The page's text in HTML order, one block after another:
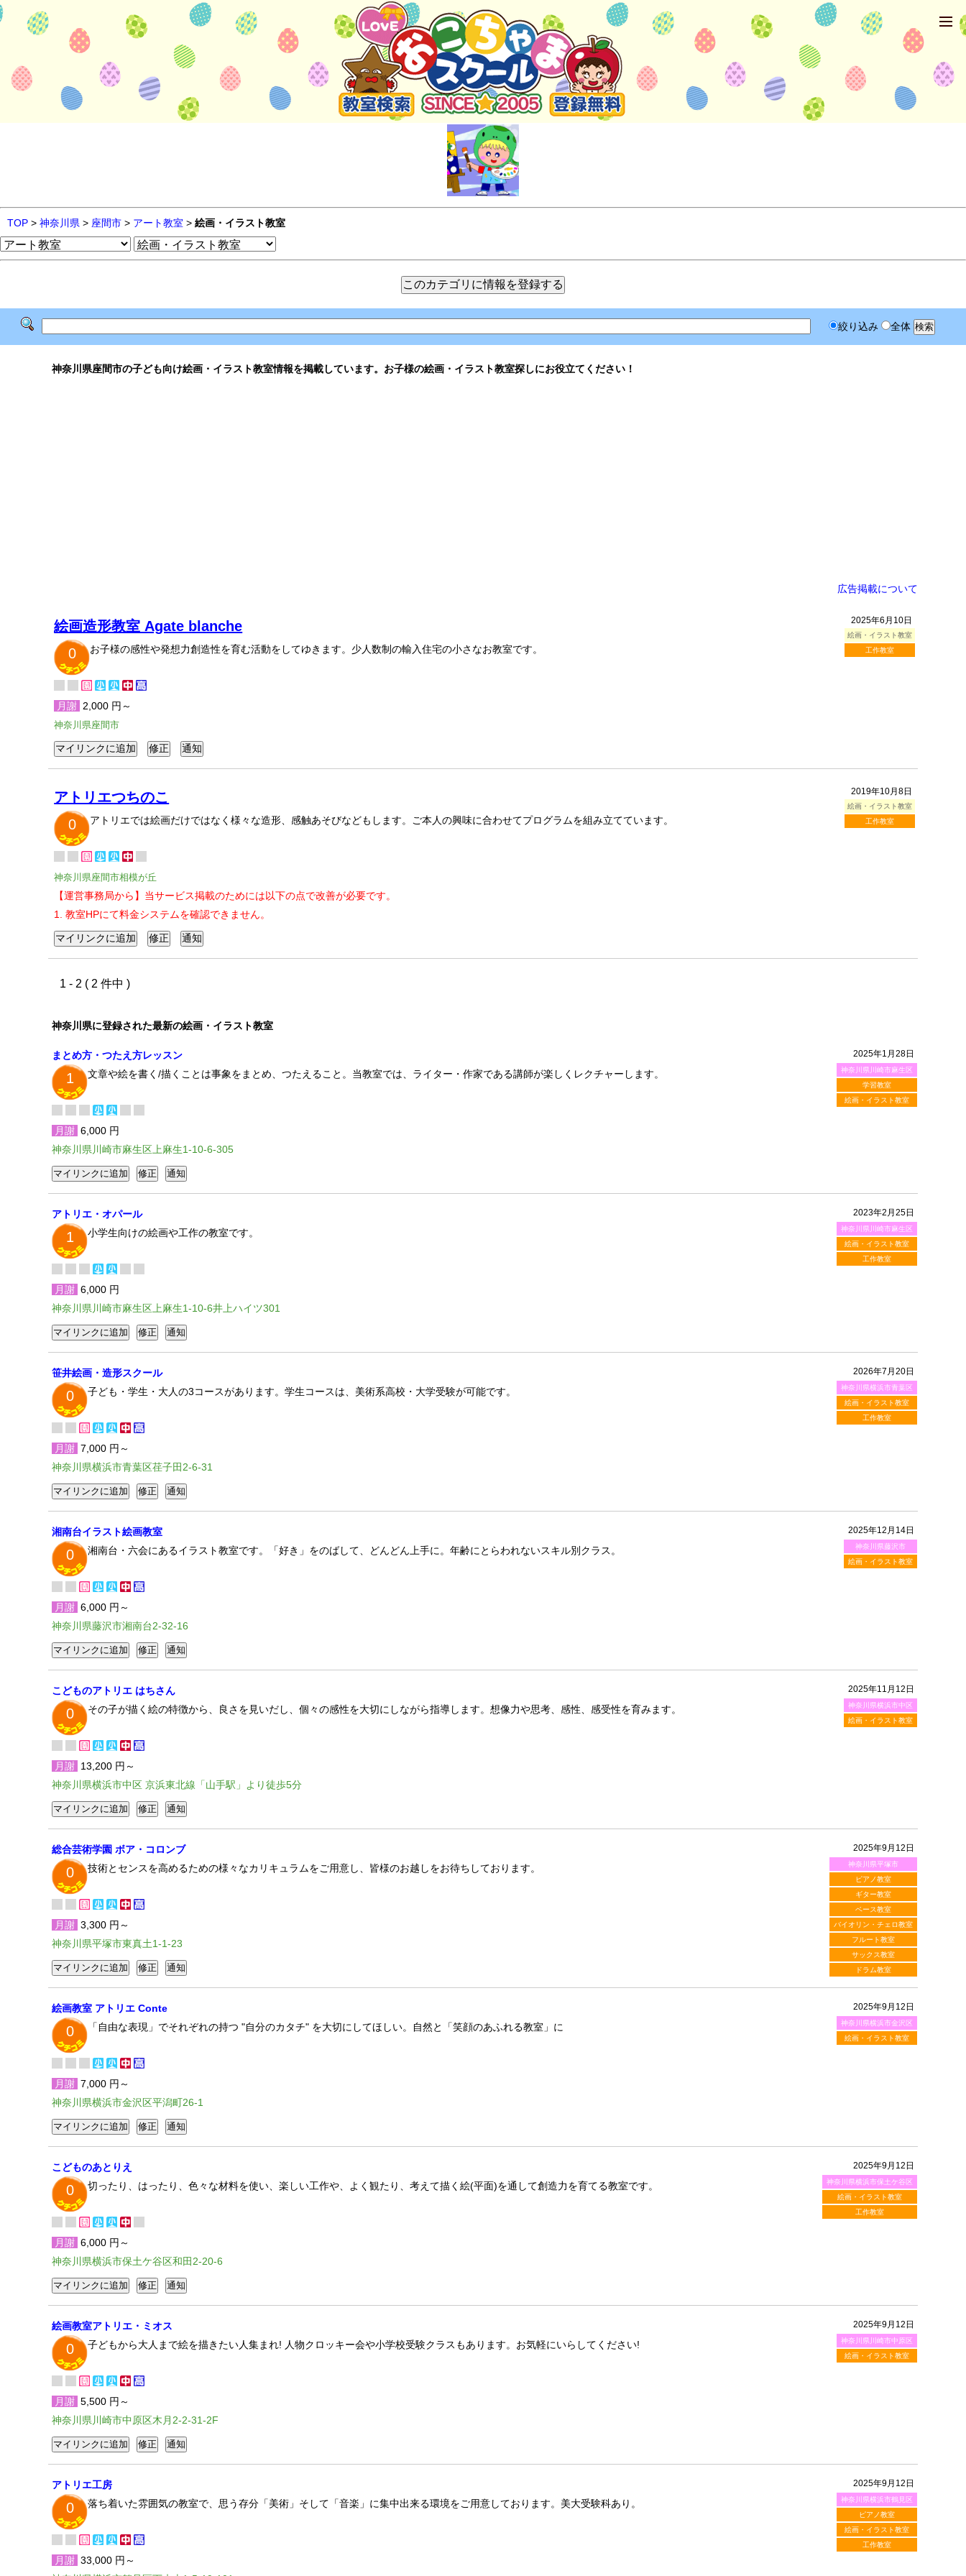
TOP > 神奈川県 > 座間市 > アート教室 > 絵画・イラスト教室
絞り込み 全体
神奈川県座間市の子ども向け絵画・イラスト教室情報を掲載しています。お子様の絵画・イラスト教室探しにお役立てください！
広告掲載について
2025年6月10日
絵画・イラスト教室
工作教室
絵画造形教室 Agate blanche
0
お子様の感性や発想力創造性を育む活動をしてゆきます。少人数制の輸入住宅の小さなお教室です。
月謝 2,000 円～
神奈川県座間市
2019年10月8日
絵画・イラスト教室
工作教室
アトリエつちのこ
0
アトリエでは絵画だけではなく様々な造形、感触あそびなどもします。ご本人の興味に合わせてプログラムを組み立てています。
神奈川県座間市相模が丘
【運営事務局から】当サービス掲載のためには以下の点で改善が必要です。
1. 教室HPにて料金システムを確認できません。
1 - 2 ( 2 件中 )
神奈川県に登録された最新の絵画・イラスト教室
2025年1月28日
神奈川県川崎市麻生区
学習教室
絵画・イラスト教室
まとめ方・つたえ方レッスン
1 文章や絵を書く/描くことは事象をまとめ、つたえること。当教室では、ライター・作家である講師が楽しくレクチャーします。
月謝 6,000 円
神奈川県川崎市麻生区上麻生1-10-6-305
2023年2月25日
神奈川県川崎市麻生区
絵画・イラスト教室
工作教室
アトリエ・オパール
1 小学生向けの絵画や工作の教室です。
月謝 6,000 円
神奈川県川崎市麻生区上麻生1-10-6井上ハイツ301
2026年7月20日
神奈川県横浜市青葉区
絵画・イラスト教室
工作教室
笹井絵画・造形スクール
0 子ども・学生・大人の3コースがあります。学生コースは、美術系高校・大学受験が可能です。
月謝 7,000 円～
神奈川県横浜市青葉区荏子田2-6-31
2025年12月14日
神奈川県藤沢市
絵画・イラスト教室
湘南台イラスト絵画教室
0 湘南台・六会にあるイラスト教室です。「好き」をのばして、どんどん上手に。年齢にとらわれないスキル別クラス。
月謝 6,000 円～
神奈川県藤沢市湘南台2-32-16
2025年11月12日
神奈川県横浜市中区
絵画・イラスト教室
こどものアトリエ はちさん
0 その子が描く絵の特徴から、良さを見いだし、個々の感性を大切にしながら指導します。想像力や思考、感性、感受性を育みます。
月謝 13,200 円～
神奈川県横浜市中区 京浜東北線「山手駅」より徒歩5分
2025年9月12日
神奈川県平塚市
ピアノ教室
ギター教室
ベース教室
バイオリン・チェロ教室
フルート教室
サックス教室
ドラム教室
総合芸術学園 ボア・コロンブ
0 技術とセンスを高めるための様々なカリキュラムをご用意し、皆様のお越しをお待ちしております。
月謝 3,300 円～
神奈川県平塚市東真土1-1-23
2025年9月12日
神奈川県横浜市金沢区
絵画・イラスト教室
絵画教室 アトリエ Conte
0 「自由な表現」でそれぞれの持つ "自分のカタチ" を大切にしてほしい。自然と「笑顔のあふれる教室」に
月謝 7,000 円～
神奈川県横浜市金沢区平潟町26-1
2025年9月12日
神奈川県横浜市保土ケ谷区
絵画・イラスト教室
工作教室
こどものあとりえ
0 切ったり、はったり、色々な材料を使い、楽しい工作や、よく観たり、考えて描く絵(平面)を通して創造力を育てる教室です。
月謝 6,000 円～
神奈川県横浜市保土ケ谷区和田2-20-6
2025年9月12日
神奈川県川崎市中原区
絵画・イラスト教室
絵画教室アトリエ・ミオス
0 子どもから大人まで絵を描きたい人集まれ! 人物クロッキー会や小学校受験クラスもあります。お気軽にいらしてください!
月謝 5,500 円～
神奈川県川崎市中原区木月2-2-31-2F
2025年9月12日
神奈川県横浜市鶴見区
ピアノ教室
絵画・イラスト教室
工作教室
アトリエ工房
0 落ち着いた雰囲気の教室で、思う存分「美術」そして「音楽」に集中出来る環境をご用意しております。美大受験科あり。
月謝 33,000 円～